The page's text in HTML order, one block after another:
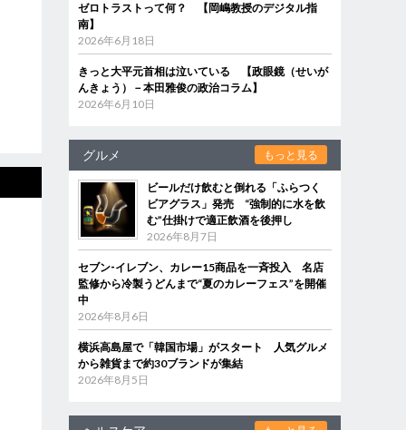
ゼロトラストって何？ 【岡嶋教授のデジタル指
南】
2026年6月18日
きっと大平元首相は泣いている 【政眼鏡（せいが
んきょう）－本田雅俊の政治コラム】
2026年6月10日
グルメ もっと見る
ビールだけ飲むと倒れる「ふらつく
ビアグラス」発売 “強制的に水を飲
む”仕掛けで適正飲酒を後押し
2026年8月7日
セブン‐イレブン、カレー15商品を一斉投入 名店
監修から冷製うどんまで“夏のカレーフェス”を開催
中
2026年8月6日
横浜高島屋で「韓国市場」がスタート 人気グルメ
から雑貨まで約30ブランドが集結
2026年8月5日